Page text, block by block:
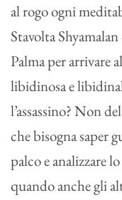
al rogo ogni
Stavolta
Palma per arrivare
libidinosa e
l’assassino? Non
che bisogna saper
palco e analizzare
quando anche gli